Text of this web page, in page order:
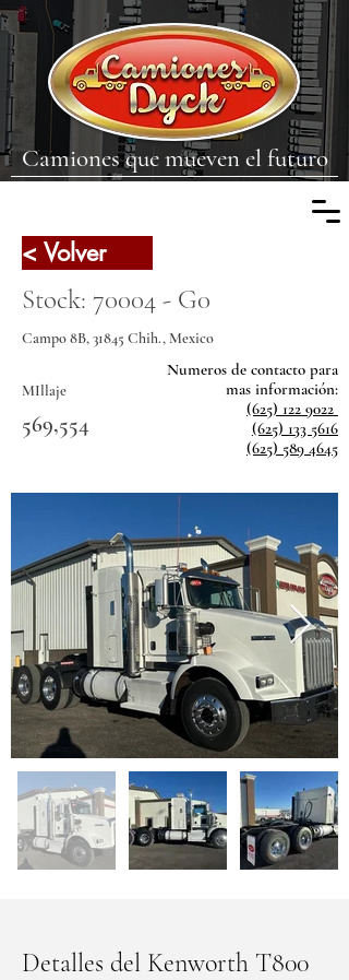
Camiones que mueven el futuro
< Volver
Stock: 70004 - G0
Campo 8B, 31845 Chih., Mexico
MIllaje
569,554
Numeros de contacto para
mas información:
(625) 122 9022
(625) 133 5616
(625) 589 4645
Detalles del Kenworth T800